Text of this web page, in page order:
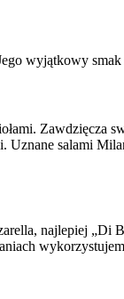
wyjątkowy
salami
najlepiej